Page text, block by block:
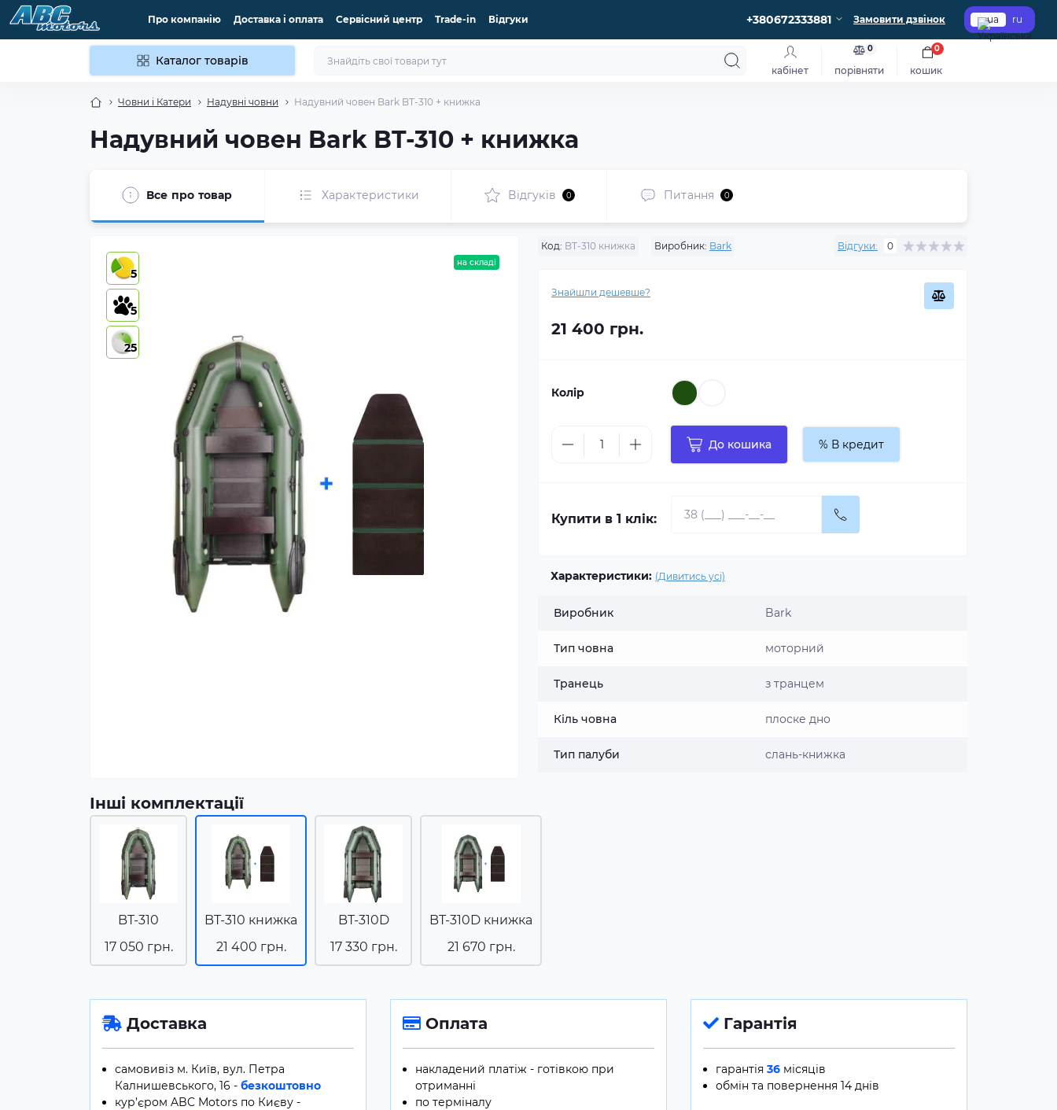
Про компанію Доставка і оплата Сервісний центр Trade-in Відгуки +380672333881 Замовити дзвінок ua ru
Каталог товарів
кабінет порівняти
0
кошик
0
Човни і Катери Надувні човни Надувний човен Bark BT-310 + книжка
Надувний човен Bark BT-310 + книжка
Все про товар Характеристики Відгуків 0 Питання 0
5
5
25
на складі
Код: BT-310 книжка Виробник: Bark Відгуки: 0
Знайшли дешевше?
21 400 грн.
Колір
До кошика % В кредит
Купити в 1 клік:
Характеристики: (Дивитись усі)
Виробник Bark
Тип човна моторний
Транець з транцем
Кіль човна плоске дно
Тип палуби слань-книжка
Інші комплектації
BT-310
17 050 грн.
BT-310 книжка
21 400 грн.
BT-310D
17 330 грн.
BT-310D книжка
21 670 грн.
Доставка
самовивіз м. Київ, вул. Петра
Калнишевського, 16 - безкоштовно
кур’єром ABC Motors по Києву -
Оплата
накладений платіж - готівкою при
отриманні
по терміналу
Гарантія
гарантія 36 місяців
обмін та повернення 14 днів